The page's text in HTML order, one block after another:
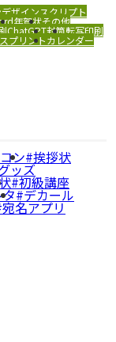
ザインスクリプト
年賀状その他
ChatGPT封筒転写印刷
プリントカレンダー
ン 挨拶状
ッズ
初級講座
デカール
宛名アプリ